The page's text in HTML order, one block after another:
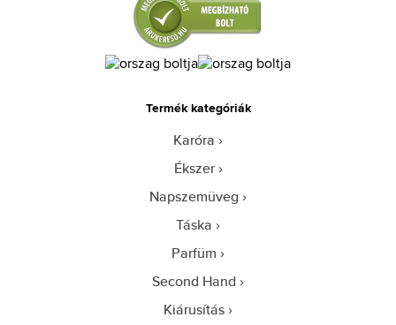
Termék kategóriák
Karóra
Ékszer
Napszemüveg
Táska
Parfüm
Second Hand
Kiárusítás